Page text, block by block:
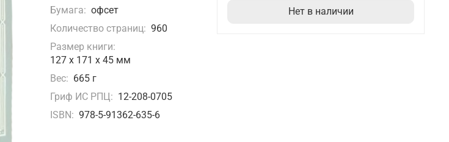
Бумага: офсет
Количество страниц: 960
Размер книги:
127 х 171 х 45 мм
Вес: 665 г
Гриф ИС РПЦ: 12-208-0705
ISBN: 978-5-91362-635-6
Нет в наличии